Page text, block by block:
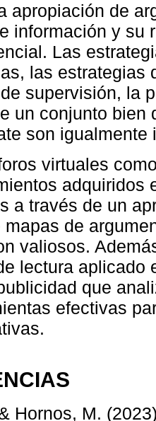
apropiación de
información y su
Las
las estrategias
supervisión, la
un conjunto bien
son igualmente
virtuales
adquiridos
a través de un
mapas de
valiosos.
lectura aplicado
que
efectivas
Hornos, M.